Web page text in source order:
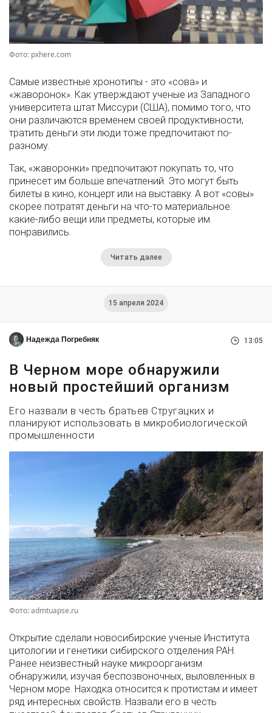
Фото: pxhere.com
Самые известные хронотипы - это «сова» и
«жаворонок». Как утверждают ученые из Западного
университета штат Миссури (США), помимо того, что
они различаются временем своей продуктивности,
тратить деньги эти люди тоже предпочитают по-
разному.
Так, «жаворонки» предпочитают покупать то, что
принесет им больше впечатлений. Это могут быть
билеты в кино, концерт или на выставку. А вот «совы»
скорее потратят деньги на что-то материальное:
какие-либо вещи или предметы, которые им
понравились.
Читать далее
15 апреля 2024
Надежда Погребняк 13:05
В Черном море обнаружили
новый простейший организм
Его назвали в честь братьев Стругацких и
планируют использовать в микробиологической
промышленности
Фото: admtuapse.ru
Открытие сделали новосибирские ученые Института
цитологии и генетики сибирского отделения РАН.
Ранее неизвестный науке микроорганизм
обнаружили, изучая беспозвоночных, выловленных в
Черном море. Находка относится к протистам и имеет
ряд интересных свойств. Назвали его в честь